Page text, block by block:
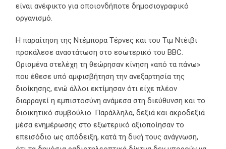
είναι ανέφικτο για οποιονδήποτε δημοσιογραφικό
οργανισμό.
Η παραίτηση της Ντέμπορα Τέρνες και του Τιμ Ντέιβι
προκάλεσε αναστάτωση στο εσωτερικό του BBC.
Ορισμένα στελέχη τη θεώρησαν κίνηση «από τα πάνω»
που έθεσε υπό αμφισβήτηση την ανεξαρτησία της
διοίκησης, ενώ άλλοι εκτίμησαν ότι είχε πλέον
διαρραγεί η εμπιστοσύνη ανάμεσα στη διεύθυνση και το
διοικητικό συμβούλιο. Παράλληλα, δεξιά και ακροδεξιά
μέσα ενημέρωσης στο εξωτερικό αξιοποίησαν το
επεισόδιο ως απόδειξη, κατά τη δική τους ανάγνωση,